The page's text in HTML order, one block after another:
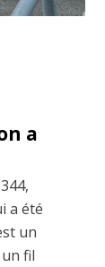
a
a été
un
fil